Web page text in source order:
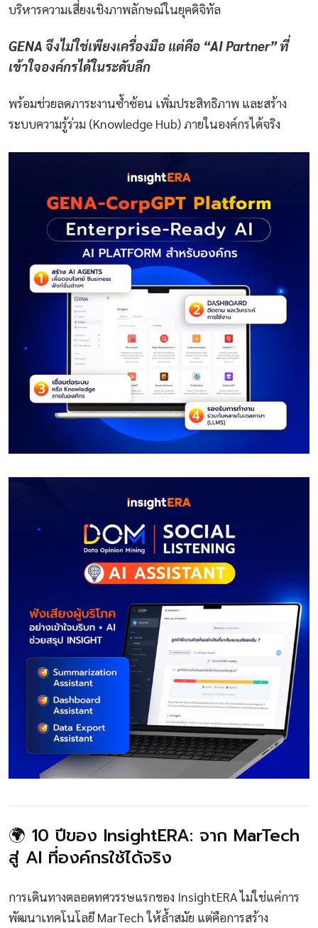
บริหารความเสี่ยงเชิงภาพลักษณ์ในยุคดิจิทัล
GENA จึงไม่ใช่เพียงเครื่องมือ แต่คือ “AI Partner” ที่
เข้าใจองค์กรได้ในระดับลึก
พร้อมช่วยลดภาระงานซ้ำซ้อน เพิ่มประสิทธิภาพ และสร้าง
ระบบความรู้ร่วม (Knowledge Hub) ภายในองค์กรได้จริง
🌍 10 ปีของ InsightERA: จาก MarTech
สู่ AI ที่องค์กรใช้ได้จริง
การเดินทางตลอดทศวรรษแรกของ InsightERA ไม่ใช่แค่การ
พัฒนาเทคโนโลยี MarTech ให้ล้ำสมัย แต่คือการสร้าง